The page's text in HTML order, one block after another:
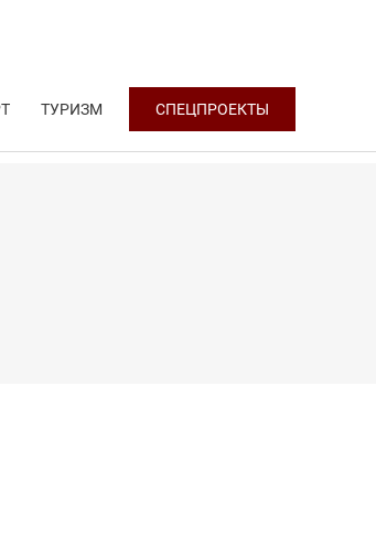
ТУРИЗМ СПЕЦПРОЕКТЫ